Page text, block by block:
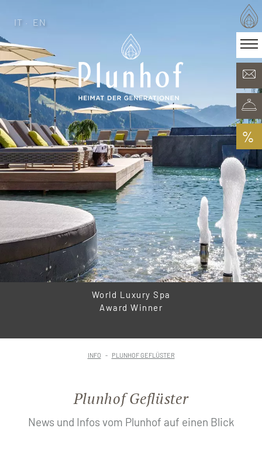
Heimat der Generationen
Zimmer & Angebote
Minera Acqua & Spa
Plunhof Erlebnisse
Entdeckungen rundum
%
IT · EN
World Luxury Spa
Award Winner
INFO PLUNHOF GEFLÜSTER
Plunhof Geflüster
News und Infos vom Plunhof auf einen Blick